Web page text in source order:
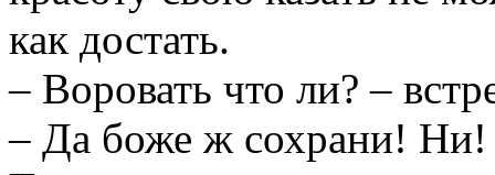
как достать.
– Воровать что ли? –
– Да боже ж сохрани! Ни!